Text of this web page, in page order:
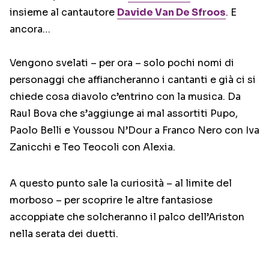
insieme al cantautore Davide Van De Sfroos. E
ancora…
Vengono svelati – per ora – solo pochi nomi di
personaggi che affiancheranno i cantanti e già ci si
chiede cosa diavolo c’entrino con la musica. Da
Raul Bova che s’aggiunge ai mal assortiti Pupo,
Paolo Belli e Youssou N’Dour a Franco Nero con Iva
Zanicchi e Teo Teocoli con Alexia.
A questo punto sale la curiosità – al limite del
morboso – per scoprire le altre fantasiose
accoppiate che solcheranno il palco dell’Ariston
nella serata dei duetti.